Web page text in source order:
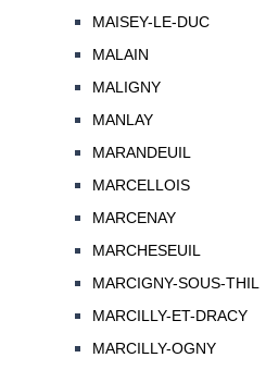
MAISEY-LE-DUC
MALAIN
MALIGNY
MANLAY
MARANDEUIL
MARCELLOIS
MARCENAY
MARCHESEUIL
MARCIGNY-SOUS-THIL
MARCILLY-ET-DRACY
MARCILLY-OGNY